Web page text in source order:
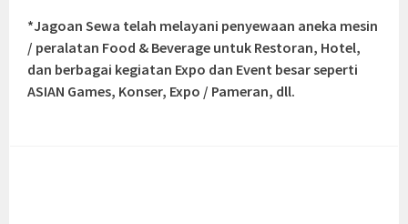
*Jagoan Sewa telah melayani penyewaan aneka mesin
/ peralatan Food & Beverage untuk Restoran, Hotel,
dan berbagai kegiatan Expo dan Event besar seperti
ASIAN Games, Konser, Expo / Pameran, dll.